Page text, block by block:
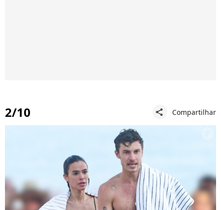
2/10 share Compartilhar